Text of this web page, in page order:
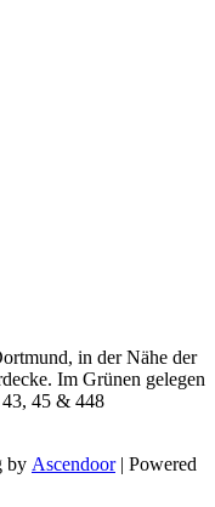
in der Nähe der
Im Grünen gelegen
43, 45 & 448
by Ascendoor| Powered